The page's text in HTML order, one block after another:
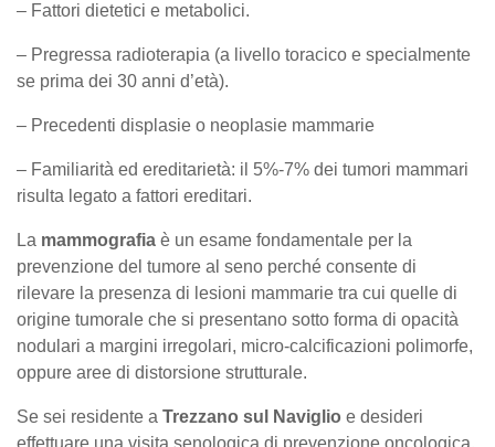
– Fattori dietetici e metabolici.
– Pregressa radioterapia (a livello toracico e specialmente
se prima dei 30 anni d’età).
– Precedenti displasie o neoplasie mammarie
– Familiarità ed ereditarietà: il 5%-7% dei tumori mammari
risulta legato a fattori ereditari.
La mammografia è un esame fondamentale per la
prevenzione del tumore al seno perché consente di
rilevare la presenza di lesioni mammarie tra cui quelle di
origine tumorale che si presentano sotto forma di opacità
nodulari a margini irregolari, micro-calcificazioni polimorfe,
oppure aree di distorsione strutturale.
Se sei residente a Trezzano sul Naviglio e desideri
effettuare una visita senologica di prevenzione oncologica,